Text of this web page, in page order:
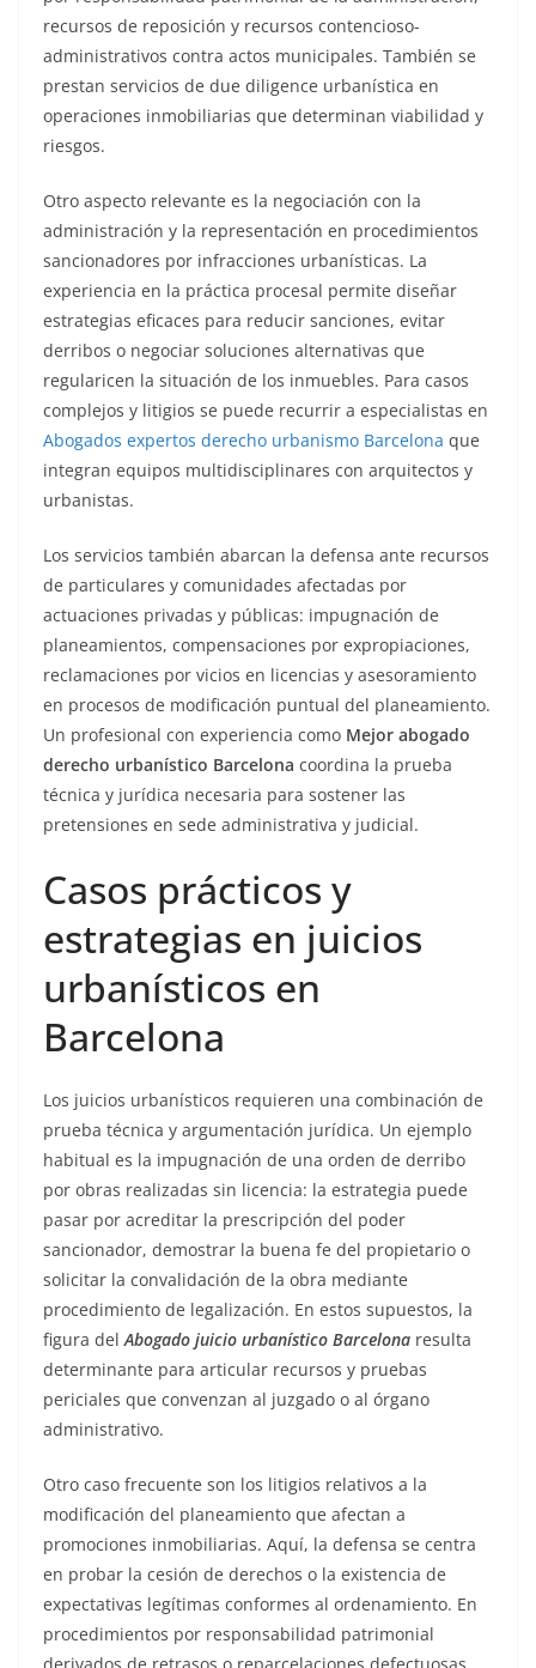
recursos de reposición y recursos contencioso-
administrativos contra actos municipales. También se
prestan servicios de due diligence urbanística en
operaciones inmobiliarias que determinan viabilidad y
riesgos.
Otro aspecto relevante es la negociación con la
administración y la representación en procedimientos
sancionadores por infracciones urbanísticas. La
experiencia en la práctica procesal permite diseñar
estrategias eficaces para reducir sanciones, evitar
derribos o negociar soluciones alternativas que
regularicen la situación de los inmuebles. Para casos
complejos y litigios se puede recurrir a especialistas en
Abogados expertos derecho urbanismo Barcelona que
integran equipos multidisciplinares con arquitectos y
urbanistas.
Los servicios también abarcan la defensa ante recursos
de particulares y comunidades afectadas por
actuaciones privadas y públicas: impugnación de
planeamientos, compensaciones por expropiaciones,
reclamaciones por vicios en licencias y asesoramiento
en procesos de modificación puntual del planeamiento.
Un profesional con experiencia como Mejor abogado
derecho urbanístico Barcelona coordina la prueba
técnica y jurídica necesaria para sostener las
pretensiones en sede administrativa y judicial.
Casos prácticos y
estrategias en juicios
urbanísticos en
Barcelona
Los juicios urbanísticos requieren una combinación de
prueba técnica y argumentación jurídica. Un ejemplo
habitual es la impugnación de una orden de derribo
por obras realizadas sin licencia: la estrategia puede
pasar por acreditar la prescripción del poder
sancionador, demostrar la buena fe del propietario o
solicitar la convalidación de la obra mediante
procedimiento de legalización. En estos supuestos, la
figura delAbogado juicio urbanístico Barcelona resulta
determinante para articular recursos y pruebas
periciales que convenzan al juzgado o al órgano
administrativo.
Otro caso frecuente son los litigios relativos a la
modificación del planeamiento que afectan a
promociones inmobiliarias. Aquí, la defensa se centra
en probar la cesión de derechos o la existencia de
expectativas legítimas conformes al ordenamiento. En
procedimientos por responsabilidad patrimonial